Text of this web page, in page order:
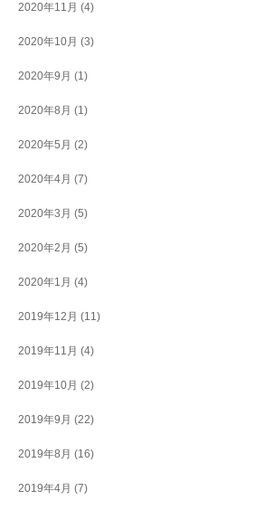
2020年11月 (4)
2020年10月 (3)
2020年9月 (1)
2020年8月 (1)
2020年5月 (2)
2020年4月 (7)
2020年3月 (5)
2020年2月 (5)
2020年1月 (4)
2019年12月 (11)
2019年11月 (4)
2019年10月 (2)
2019年9月 (22)
2019年8月 (16)
2019年4月 (7)